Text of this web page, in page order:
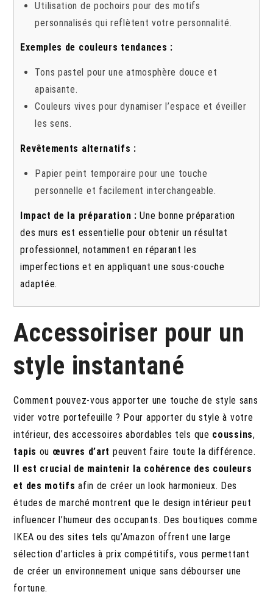
Utilisation de pochoirs pour des motifs
personnalisés qui reflètent votre personnalité.
Exemples de couleurs tendances :
Tons pastel pour une atmosphère douce et
apaisante.
Couleurs vives pour dynamiser l’espace et éveiller
les sens.
Revêtements alternatifs :
Papier peint temporaire pour une touche
personnelle et facilement interchangeable.
Impact de la préparation : Une bonne préparation
des murs est essentielle pour obtenir un résultat
professionnel, notamment en réparant les
imperfections et en appliquant une sous-couche
adaptée.
Accessoiriser pour un
style instantané
Comment pouvez-vous apporter une touche de style sans
vider votre portefeuille ? Pour apporter du style à votre
intérieur, des accessoires abordables tels que coussins,
tapis ou œuvres d’art peuvent faire toute la différence.
Il est crucial de maintenir la cohérence des couleurs
et des motifs afin de créer un look harmonieux. Des
études de marché montrent que le design intérieur peut
influencer l’humeur des occupants. Des boutiques comme
IKEA ou des sites tels qu’Amazon offrent une large
sélection d’articles à prix compétitifs, vous permettant
de créer un environnement unique sans débourser une
fortune.